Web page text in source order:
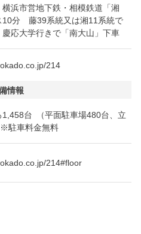
浜市営地下鉄・相模鉄道「湘
10分 藤39系統又は湘11系統で
慶応大学行きで「南大山」下車
214
情報
1,458台 （平面駐車場480台、立
駐車料金無料
214#floor